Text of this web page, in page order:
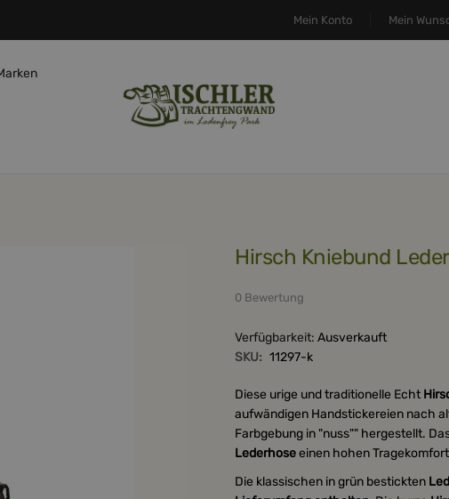
Mein Konto Mein
Hirsch Kniebund
0 Bewertung
Verfügbarkeit: Ausverkauft
SKU: 11297-k
Diese urige und traditionelle Echt
aufwändigen Handstickereien nach
Farbgebung in "nuss"" hergestellt.
Lederhoseeinen hohen
Die klassischen in grün bestickten